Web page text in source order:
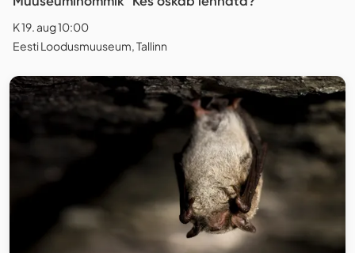
K 19. aug 10:00
Eesti Loodusmuuseum, Tallinn